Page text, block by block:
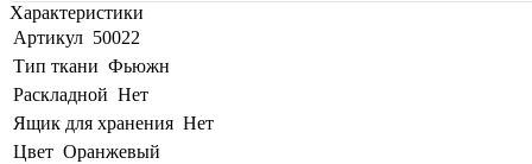
Характеристики
Артикул 50022
Тип ткани Фьюжн
Раскладной Нет
Ящик для хранения Нет
Цвет Оранжевый